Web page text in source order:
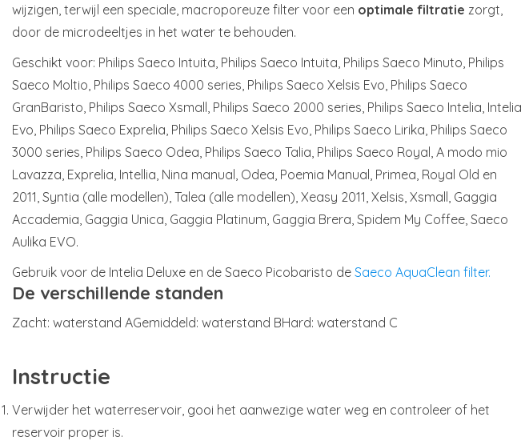
wijzigen, terwijl een speciale, macroporeuze filter voor een optimale filtratie zorgt,
door de microdeeltjes in het water te behouden.
Geschikt voor: Philips Saeco Intuita, Philips Saeco Intuita, Philips Saeco Minuto, Philips
Saeco Moltio, Philips Saeco 4000 series, Philips Saeco Xelsis Evo, Philips Saeco
GranBaristo, Philips Saeco Xsmall, Philips Saeco 2000 series, Philips Saeco Intelia, Intelia
Evo, Philips Saeco Exprelia, Philips Saeco Xelsis Evo, Philips Saeco Lirika, Philips Saeco
3000 series, Philips Saeco Odea, Philips Saeco Talia, Philips Saeco Royal, A modo mio
Lavazza, Exprelia, Intellia, Nina manual, Odea, Poemia Manual, Primea, Royal Old en
2011, Syntia (alle modellen), Talea (alle modellen), Xeasy 2011, Xelsis, Xsmall, Gaggia
Accademia, Gaggia Unica, Gaggia Platinum, Gaggia Brera, Spidem My Coffee, Saeco
Aulika EVO.
Gebruik voor de Intelia Deluxe en de Saeco Picobaristo de Saeco AquaClean filter.
De verschillende standen
Zacht: waterstand AGemiddeld: waterstand BHard: waterstand C
Instructie
Verwijder het waterreservoir, gooi het aanwezige water weg en controleer of het
reservoir proper is.